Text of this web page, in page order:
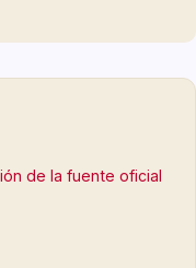
de la fuente oficial